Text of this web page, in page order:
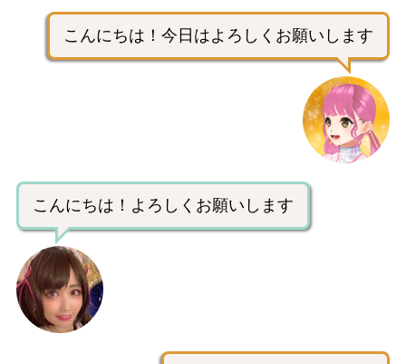
こんにちは！今日はよろしくお願いします
こんにちは！よろしくお願いします